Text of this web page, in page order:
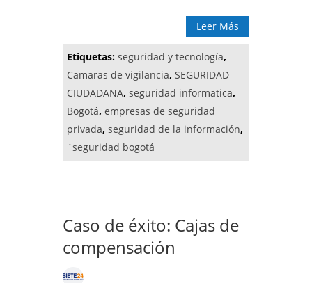
Leer Más
Etiquetas: seguridad y tecnología,
Camaras de vigilancia, SEGURIDAD
CIUDADANA, seguridad informatica,
Bogotá, empresas de seguridad
privada, seguridad de la información,
´seguridad bogotá
Caso de éxito: Cajas de
compensación